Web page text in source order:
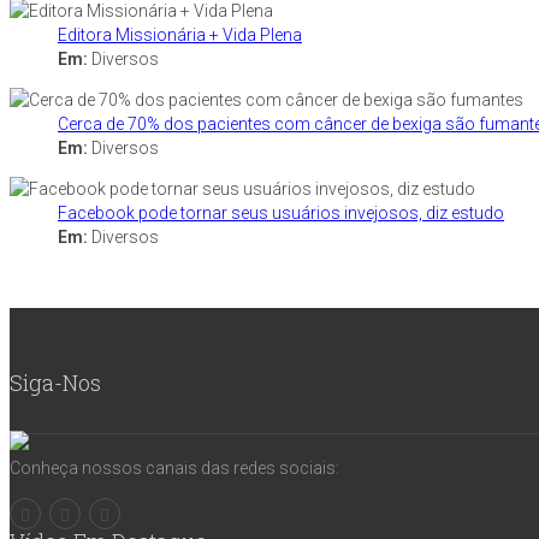
Editora Missionária + Vida Plena
Em: Diversos
Cerca de 70% dos pacientes com câncer de bexiga são
Em: Diversos
Facebook pode tornar seus usuários invejosos, diz estudo
Em: Diversos
Siga-Nos
Conheça nossos canais das redes sociais: